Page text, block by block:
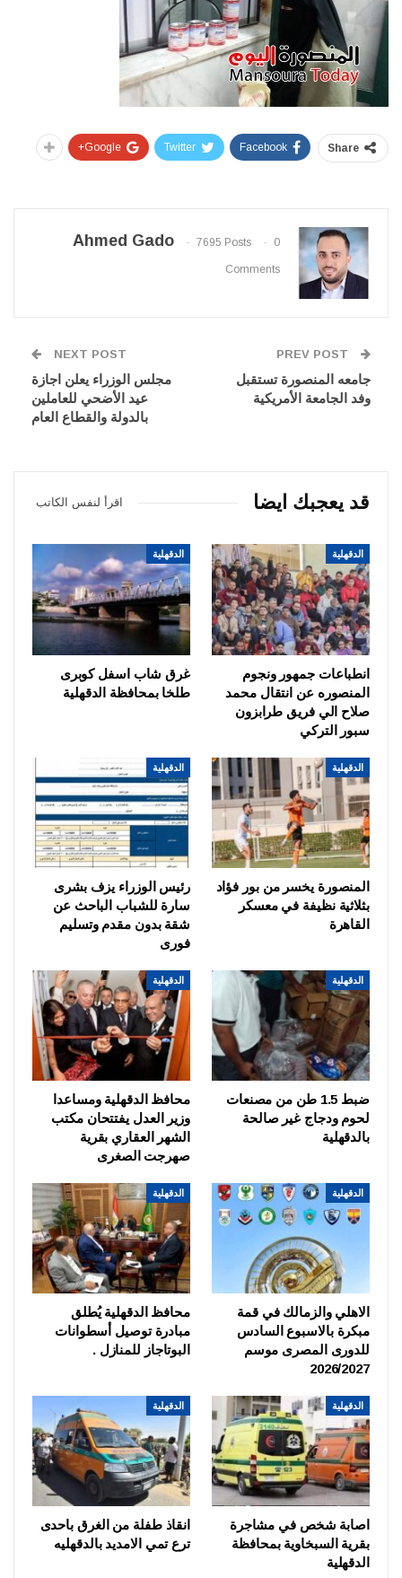
Share
Facebook
Twitter
Google+
Ahmed Gado 7695 Posts 0
Comments
جامعه المنصورة تستقبل
وفد الجامعة الأمريكية
NEXT POST
مجلس الوزراء يعلن اجازة
عيد الأضحي للعاملين
بالدولة والقطاع العام
قد يعجبك ايضا اقرأ لنفس الكاتب
الدقهلية
انطباعات جمهور ونجوم
المنصوره عن انتقال محمد
صلاح الي فريق طرابزون
سبور التركي
الدقهلية
غرق شاب اسفل كوبرى
طلخا بمحافظة الدقهلية
الدقهلية
المنصورة يخسر من بور فؤاد
بثلاثية نظيفة في معسكر
القاهرة
الدقهلية
رئيس الوزراء يزف بشرى
سارة للشباب الباحث عن
شقة بدون مقدم وتسليم
فورى
الدقهلية
ضبط 1.5 طن من مصنعات
لحوم ودجاج غير صالحة
بالدقهلية
الدقهلية
محافظ الدقهلية ومساعدا
وزير العدل يفتتحان مكتب
الشهر العقاري بقرية
صهرجت الصغرى
الدقهلية
الاهلي والزمالك في قمة
مبكرة بالاسبوع السادس
للدورى المصرى موسم
2026/2027
الدقهلية
محافظ الدقهلية يُطلق
مبادرة توصيل أسطوانات
البوتاجاز للمنازل .
الدقهلية
اصابة شخص في مشاجرة
بقرية السبخاوية بمحافظة
الدقهلية
الدقهلية
انقاذ طفلة من الغرق باحدى
ترع تمي الامديد بالدقهليه